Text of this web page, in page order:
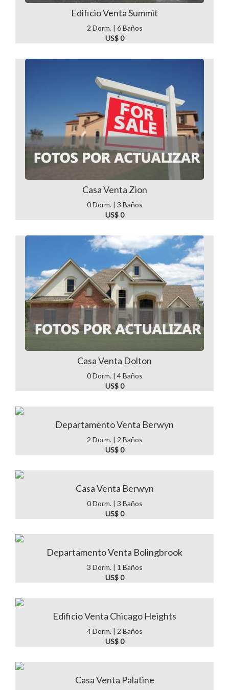
Edificio Venta Summit
2 Dorm. | 6 Baños
US$ 0
Casa Venta Zion
0 Dorm. | 3 Baños
US$ 0
Casa Venta Dolton
0 Dorm. | 4 Baños
US$ 0
Departamento Venta Berwyn
2 Dorm. | 2 Baños
US$ 0
Casa Venta Berwyn
0 Dorm. | 3 Baños
US$ 0
Departamento Venta Bolingbrook
3 Dorm. | 1 Baños
US$ 0
Edificio Venta Chicago Heights
4 Dorm. | 2 Baños
US$ 0
Casa Venta Palatine